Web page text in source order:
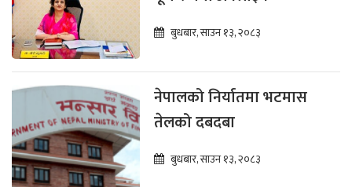
बुधबार, साउन १३, २०८३
नेपालको निर्यातमा भटमास
तेलको दबदबा
बुधबार, साउन १३, २०८३